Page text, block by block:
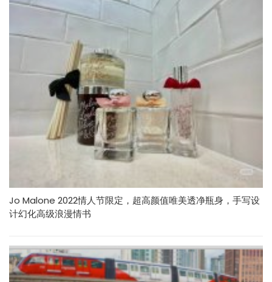
Jo Malone 2022情人节限定，超高颜值唯美透净瓶身，手写设
计幻化高级浪漫情书